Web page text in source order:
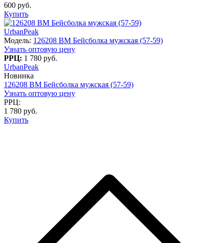
600 руб.
Купить
UrbanPeak
Модель: 126208 BM Бейсболка мужская (57-59)
Узнать оптовую цену
РРЦ: 1 780 руб.
UrbanPeak
Новинка
126208 BM Бейсболка мужская (57-59)
Узнать оптовую цену
РРЦ:
1 780 руб.
Купить